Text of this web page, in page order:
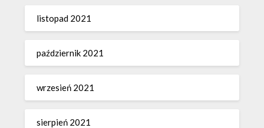
listopad 2021
październik 2021
wrzesień 2021
sierpień 2021